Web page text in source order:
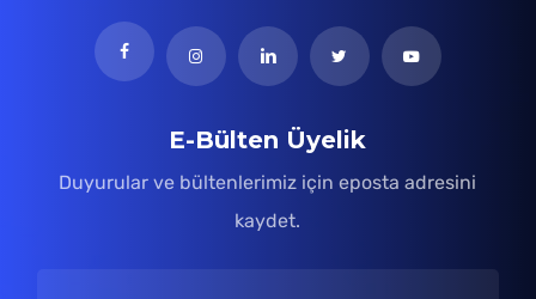
E-Bülten Üyelik
Duyurular ve bültenlerimiz için eposta adresini
kaydet.